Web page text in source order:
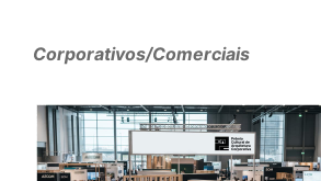
Corporativos/Comerciais